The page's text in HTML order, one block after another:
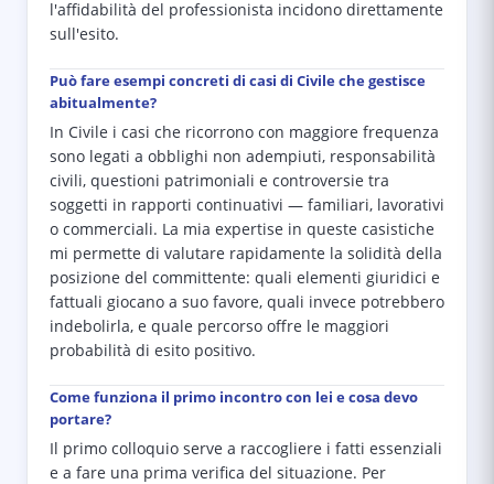
l'affidabilità del professionista incidono direttamente
sull'esito.
Può fare esempi concreti di casi di Civile che gestisce
abitualmente?
In Civile i casi che ricorrono con maggiore frequenza
sono legati a obblighi non adempiuti, responsabilità
civili, questioni patrimoniali e controversie tra
soggetti in rapporti continuativi — familiari, lavorativi
o commerciali. La mia expertise in queste casistiche
mi permette di valutare rapidamente la solidità della
posizione del committente: quali elementi giuridici e
fattuali giocano a suo favore, quali invece potrebbero
indebolirla, e quale percorso offre le maggiori
probabilità di esito positivo.
Come funziona il primo incontro con lei e cosa devo
portare?
Il primo colloquio serve a raccogliere i fatti essenziali
e a fare una prima verifica del situazione. Per